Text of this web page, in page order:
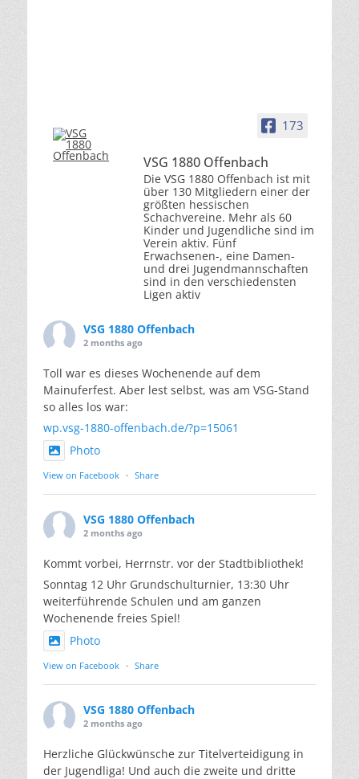
173
VSG 1880 Offenbach
Die VSG 1880 Offenbach ist mit
über 130 Mitgliedern einer der
größten hessischen
Schachvereine. Mehr als 60
Kinder und Jugendliche sind im
Verein aktiv. Fünf
Erwachsenen-, eine Damen-
und drei Jugendmannschaften
sind in den verschiedensten
Ligen aktiv
VSG 1880 Offenbach
2 months ago
Toll war es dieses Wochenende auf dem
Mainuferfest. Aber lest selbst, was am VSG-Stand
so alles los war:
wp.vsg-1880-offenbach.de/?p=15061
Photo
View on Facebook · Share
VSG 1880 Offenbach
2 months ago
Kommt vorbei, Herrnstr. vor der Stadtbibliothek!
Sonntag 12 Uhr Grundschulturnier, 13:30 Uhr
weiterführende Schulen und am ganzen
Wochenende freies Spiel!
Photo
View on Facebook · Share
VSG 1880 Offenbach
2 months ago
Herzliche Glückwünsche zur Titelverteidigung in
der Jugendliga! Und auch die zweite und dritte